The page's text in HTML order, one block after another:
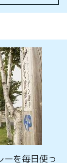
ーを毎日使っ